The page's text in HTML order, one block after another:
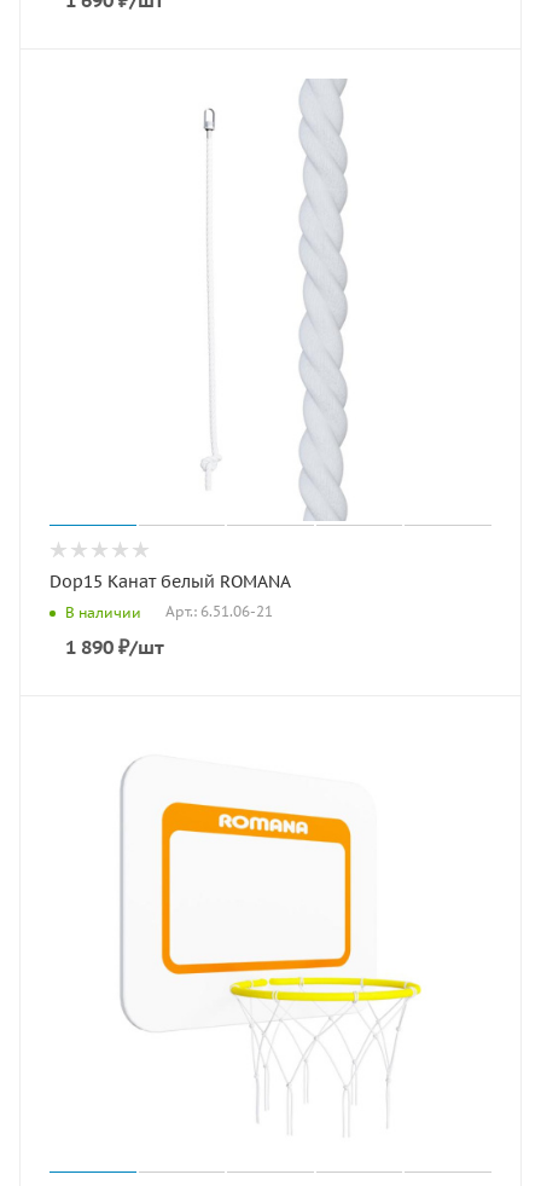
Dop15 Канат белый ROMANA
В наличии Арт.: 6.51.06-21
1 890 ₽/шт